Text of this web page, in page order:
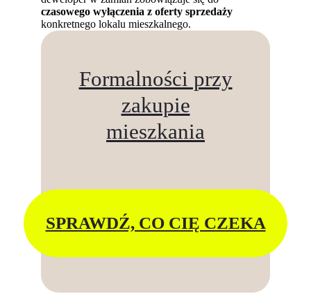
czasowego wyłączenia z oferty sprzedaży
konkretnego lokalu mieszkalnego.
Formalności przy
zakupie
mieszkania
SPRAWDŹ, CO CIĘ CZEKA